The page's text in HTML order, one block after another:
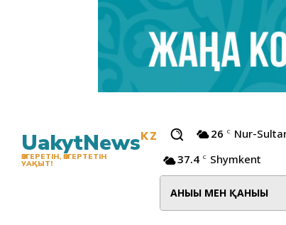
UakytNewsKZ
ӨЗГЕРЕТІН, ӨЗГЕРТЕТІН
УАҚЫТ!
26 C Nur-
37.4 C Shymkent
АНЫҒЫ МЕН ҚАНЫҒЫ